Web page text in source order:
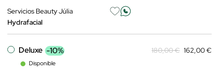
Servicios Beauty Júlia
Hydrafacial
Deluxe -10%
Disponible
180,00 € 162,00 €